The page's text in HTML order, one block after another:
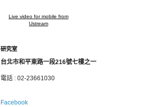
Live video for mobile from
Ustream
研究室
台北市和平東路一段216號七樓之一
電話 : 02-23661030
Facebook